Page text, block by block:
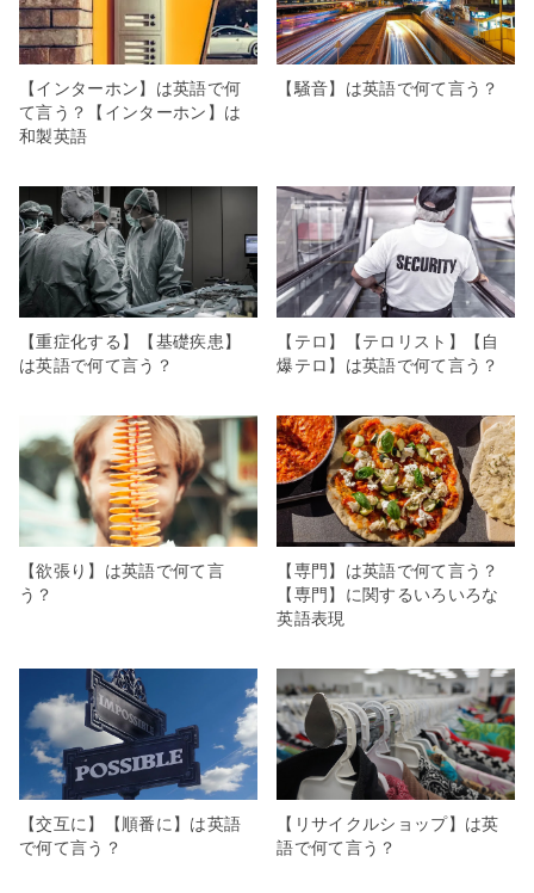
【インターホン】は英語で何
て言う？【インターホン】は
和製英語
【騒音】は英語で何て言う？
【重症化する】【基礎疾患】
は英語で何て言う？
【テロ】【テロリスト】【自
爆テロ】は英語で何て言う？
【欲張り】は英語で何て言
う？
【専門】は英語で何て言う？
【専門】に関するいろいろな
英語表現
【交互に】【順番に】は英語
で何て言う？
【リサイクルショップ】は英
語で何て言う？